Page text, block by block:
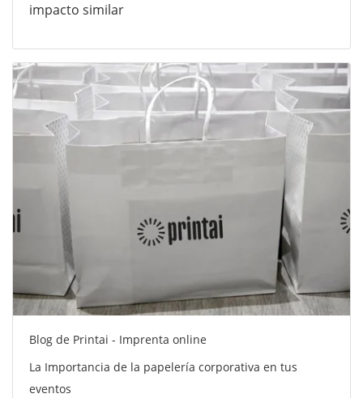
impacto similar
Blog de Printai - Imprenta online
La Importancia de la papelería corporativa en tus
eventos